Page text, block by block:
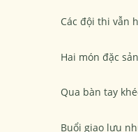
Các đội thi vẫn
Hai món đặc
Qua bàn tay
Buổi giao lưu